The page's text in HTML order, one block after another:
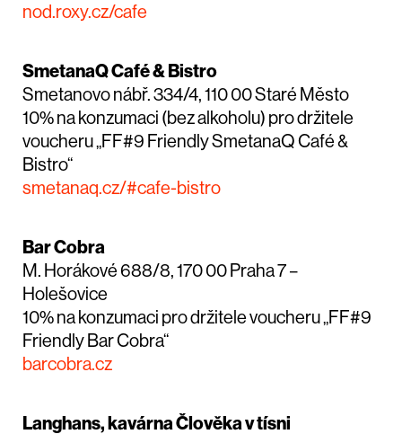
nod.roxy.cz/cafe
SmetanaQ Café & Bistro
Smetanovo nábř. 334/4, 110 00 Staré Město
10% na konzumaci (bez alkoholu) pro držitele
voucheru „FF#9 Friendly SmetanaQ Café &
Bistro“
smetanaq.cz/#cafe-bistro
Bar Cobra
M. Horákové 688/8, 170 00 Praha 7 –
Holešovice
10% na konzumaci pro držitele voucheru „FF#9
Friendly Bar Cobra“
barcobra.cz
Langhans, kavárna Člověka v tísni